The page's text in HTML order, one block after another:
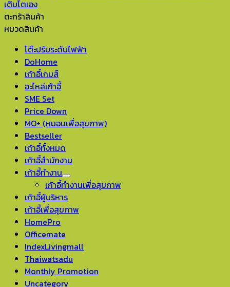
เติบโตเอง
ตะกร้าสินค้า
หมวดสินค้า
โต๊ะปรับระดับไฟฟ้า
DoHome
เก้าอี้เกมส์
อะไหล่เก้าอี้
SME Set
Price Down
MO+ (หมอนเพื่อสุขภาพ)
Bestseller
เก้าอี้ทั้งหมด
เก้าอี้สำนักงาน
เก้าอี้ทำงาน
เก้าอี้ทำงานเพื่อสุขภาพ
เก้าอี้ผู้บริหาร
เก้าอี้เพื่อสุขภาพ
HomePro
Officemate
IndexLivingmall
Thaiwatsadu
Monthly Promotion
Uncategory